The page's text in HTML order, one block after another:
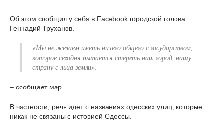
Об этом сообщил у себя в Facebook городской голова
Геннадий Труханов.
«Мы не желаем иметь ничего общего с государством,
которое сегодня пытается стереть наш город, нашу
страну с лица земли»,
– сообщает мэр.
В частности, речь идет о названиях одесских улиц, которые
никак не связаны с историей Одессы.